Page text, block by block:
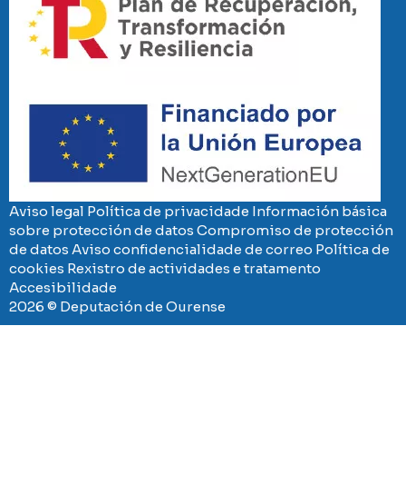
Aviso legal Política de privacidade Información básica
sobre protección de datos Compromiso de protección
de datos Aviso confidencialidade de correo Política de
cookies Rexistro de actividades e tratamento
Accesibilidade
2026 © Deputación de Ourense